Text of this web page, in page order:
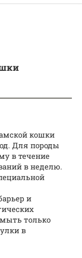
кошки
Для породы
в течение
в неделю.
и
только
в